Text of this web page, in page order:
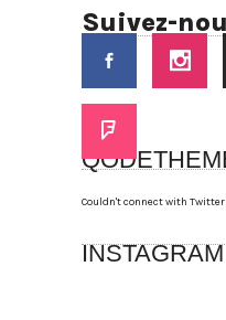
Suivez-
Couldn't connect with Twitter